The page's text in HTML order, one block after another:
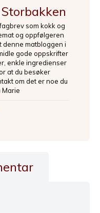
som kokk og
og oppfølgeren
denne matbloggen i
gode oppskrifter
enkle ingredienser
at du besøker
om det er noe du
Marie